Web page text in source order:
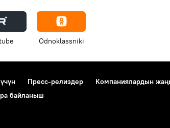
Odnoklassniki
Пресс-релиздер Компаниялардын
байланыш